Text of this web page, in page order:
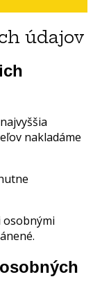
údajov
nakladáme
osobnými